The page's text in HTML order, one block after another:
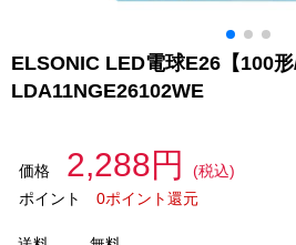
ELSONIC LED電球E26【100形
LDA11NGE26102WE
価格 2,288円
(税込)
ポイント
0ポイント還元